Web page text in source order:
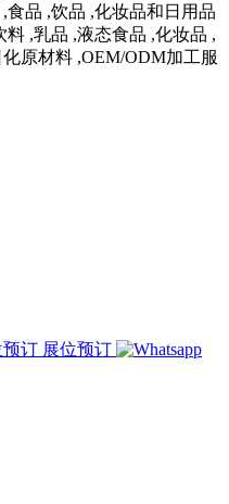
食品 ,饮品 ,化妆品和日用品
,乳品 ,液态食品 ,化妆品 ,
原材料 ,OEM/ODM加工服
展位预订